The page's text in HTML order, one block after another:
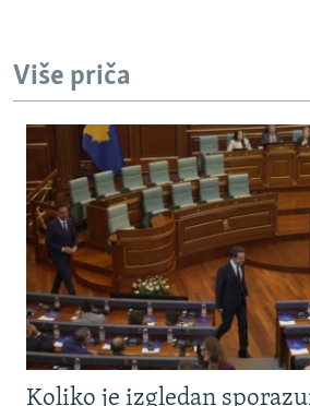
Više priča
Koliko je izgledan